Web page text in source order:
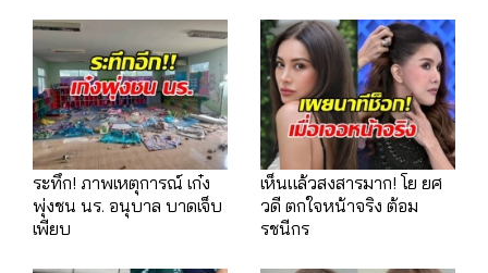
ระทึก! ภาพเหตุการณ์ เก๋ง
พุ่งชน นร. อนุบาล บาดเจ็บ
เพียบ
เห็นแล้วสงสารมาก! โย ยศ
วดี ตกใจหน้าจริง ต้อม
รชนีกร